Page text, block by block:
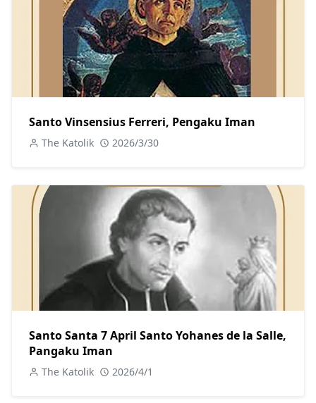
Santo Vinsensius Ferreri, Pengaku Iman
The Katolik 2026/3/30
Santo Santa 7 April Santo Yohanes de la Salle,
Pangaku Iman
The Katolik 2026/4/1